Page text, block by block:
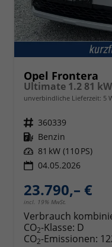
Opel Frontera
Ultimate 1.2 81
unverbindliche Lieferzeit: 5
Fahrzeugnr. 360339
Kraftstoff Benzin
Leistung 81 kW (110 PS)
04.05.2026
23.790,– €
incl. 19% MwSt.
Verbrauch
CO2-Klasse: D
CO2-Emissionen: